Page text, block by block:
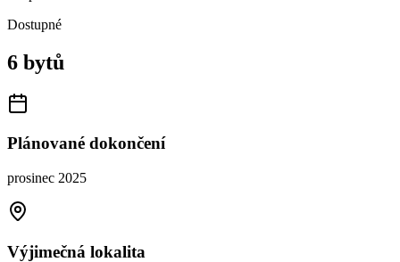
Dostupné
6 bytů
Plánované dokončení
prosinec 2025
Výjimečná lokalita